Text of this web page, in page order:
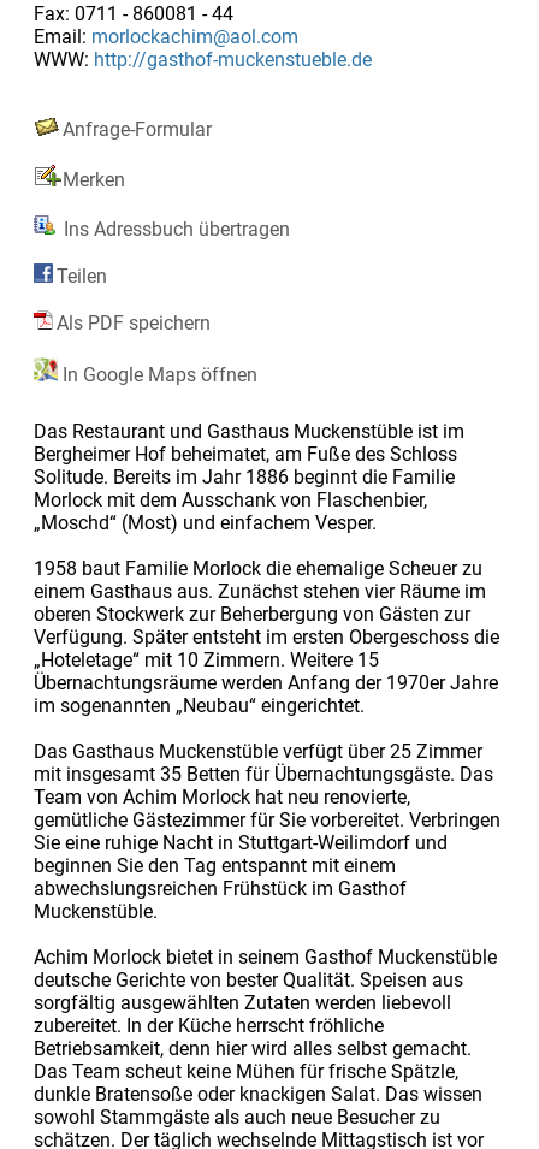
Fax: 0711 - 860081 - 44
Email: morlockachim@aol.com
WWW: http://gasthof-muckenstueble.de
Anfrage-Formular
Merken
Ins Adressbuch übertragen
Teilen
Als PDF speichern
In Google Maps öffnen
Das Restaurant und Gasthaus Muckenstüble ist im
Bergheimer Hof beheimatet, am Fuße des Schloss
Solitude. Bereits im Jahr 1886 beginnt die Familie
Morlock mit dem Ausschank von Flaschenbier,
„Moschd“ (Most) und einfachem Vesper.
1958 baut Familie Morlock die ehemalige Scheuer zu
einem Gasthaus aus. Zunächst stehen vier Räume im
oberen Stockwerk zur Beherbergung von Gästen zur
Verfügung. Später entsteht im ersten Obergeschoss die
„Hoteletage“ mit 10 Zimmern. Weitere 15
Übernachtungsräume werden Anfang der 1970er Jahre
im sogenannten „Neubau“ eingerichtet.
Das Gasthaus Muckenstüble verfügt über 25 Zimmer
mit insgesamt 35 Betten für Übernachtungsgäste. Das
Team von Achim Morlock hat neu renovierte,
gemütliche Gästezimmer für Sie vorbereitet. Verbringen
Sie eine ruhige Nacht in Stuttgart-Weilimdorf und
beginnen Sie den Tag entspannt mit einem
abwechslungsreichen Frühstück im Gasthof
Muckenstüble.
Achim Morlock bietet in seinem Gasthof Muckenstüble
deutsche Gerichte von bester Qualität. Speisen aus
sorgfältig ausgewählten Zutaten werden liebevoll
zubereitet. In der Küche herrscht fröhliche
Betriebsamkeit, denn hier wird alles selbst gemacht.
Das Team scheut keine Mühen für frische Spätzle,
dunkle Bratensoße oder knackigen Salat. Das wissen
sowohl Stammgäste als auch neue Besucher zu
schätzen. Der täglich wechselnde Mittagstisch ist vor